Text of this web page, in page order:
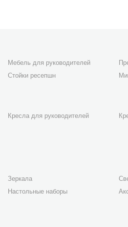
Мебель для руководителей
Стойки ресепшн
Кресла для руководителей
Зеркала
Настольные наборы